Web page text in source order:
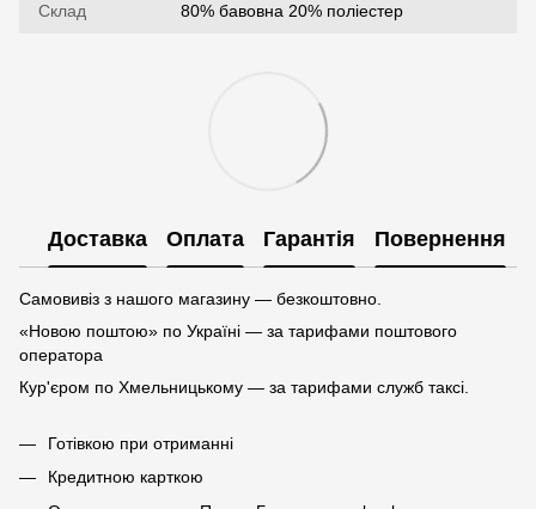
Склад 80% бавовна 20% поліестер
Доставка Оплата Гарантія Повернення
Самовивіз з нашого магазину — безкоштовно.
«Новою поштою» по Україні — за тарифами поштового
оператора
Кур'єром по Хмельницькому — за тарифами служб таксі.
Готівкою при отриманні
Кредитною карткою